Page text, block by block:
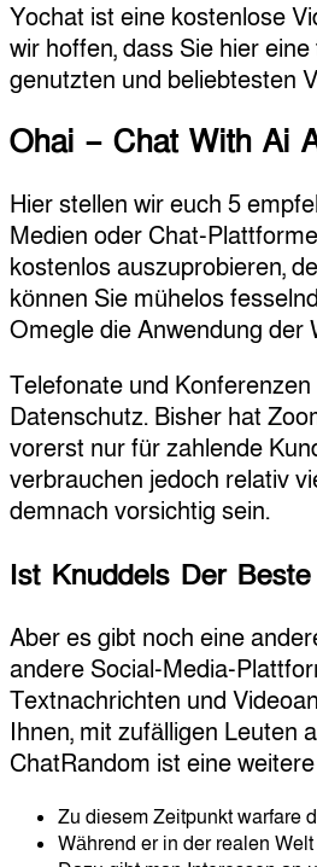
Yochat ist eine kostenlose
wir hoffen, dass Sie hier
genutzten und beliebtesten
Ohai – Chat With Ai
Hier stellen wir euch 5
Medien oder Chat-
kostenlos auszuprobieren,
können Sie mühelos
Omegle die Anwendung der
Telefonate und
Datenschutz. Bisher hat
vorerst nur für zahlende
verbrauchen jedoch relativ
demnach vorsichtig sein.
Ist Knuddels Der
Aber es gibt noch eine
andere Social-Media-
Textnachrichten und
Ihnen, mit zufälligen Leuten
ChatRandom ist eine
Zu diesem Zeitpunkt warfare
Während er in der realen